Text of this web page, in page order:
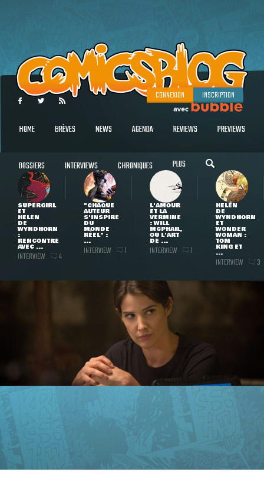
CONNEXION INSCRIPTION
HOME BRÈVES NEWS AGENDA REVIEWS PREVIEWS
DOSSIERS INTERVIEWS CHRONIQUES PLUS
SUPERGIRL
ET
HELEN
DE
WYNDHORN
:
RENCONTRE
AVEC ...
INTERVIEW 4
"CHAQUE
AUTEUR
S'INSPIRE
DU
MONDE
RÉEL" :
...
INTERVIEW 1
L'AMOUR
ET LA
VERMINE
: WILL
MCPHAIL,
OU L'ART
DE ...
INTERVIEW 1
HELEN
DE
WYNDHORN
ET
WONDER
WOMAN :
TOM
KING ET
...
INTERVIEW 3